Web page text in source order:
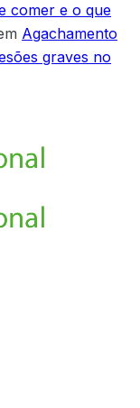
comer e o que
Agachamento
graves no